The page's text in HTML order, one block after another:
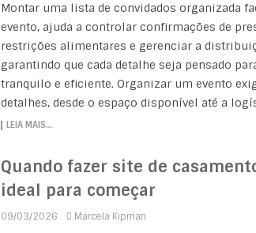
Montar uma lista de convidados organizada
evento, ajuda a controlar confirmações de
restrições alimentares e gerenciar a
garantindo que cada detalhe seja pensado
tranquilo e eficiente. Organizar um evento
detalhes, desde o espaço disponível até a
LEIA MAIS…
Quando fazer site de
ideal para começar
09/03/2026 Marcela Kipman